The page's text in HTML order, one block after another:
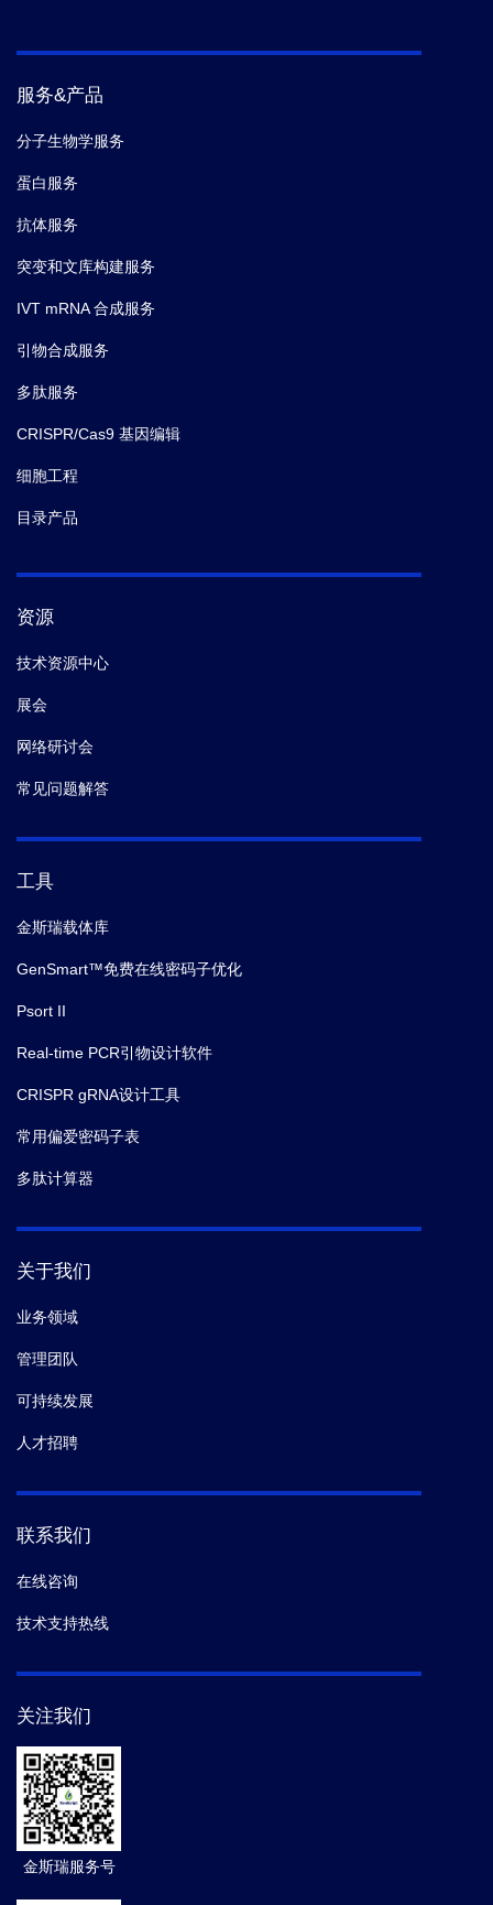
服务&产品
分子生物学服务
蛋白服务
抗体服务
突变和文库构建服务
IVT mRNA 合成服务
引物合成服务
多肽服务
CRISPR/Cas9 基因编辑
细胞工程
目录产品
资源
技术资源中心
展会
网络研讨会
常见问题解答
工具
金斯瑞载体库
GenSmart™免费在线密码子优化
Psort II
Real-time PCR引物设计软件
CRISPR gRNA设计工具
常用偏爱密码子表
多肽计算器
关于我们
业务领域
管理团队
可持续发展
人才招聘
联系我们
在线咨询
技术支持热线
关注我们
金斯瑞服务号